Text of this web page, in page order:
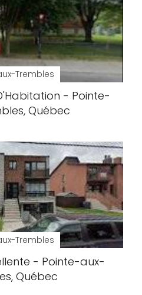
Trembles
- Pointe-
Québec
Trembles
- Pointe-aux-
Québec